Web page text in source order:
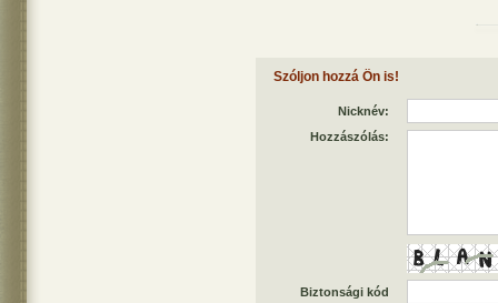
Szóljon hozzá Ön is!
Nicknév:
Hozzászólás:
Biztonsági kód